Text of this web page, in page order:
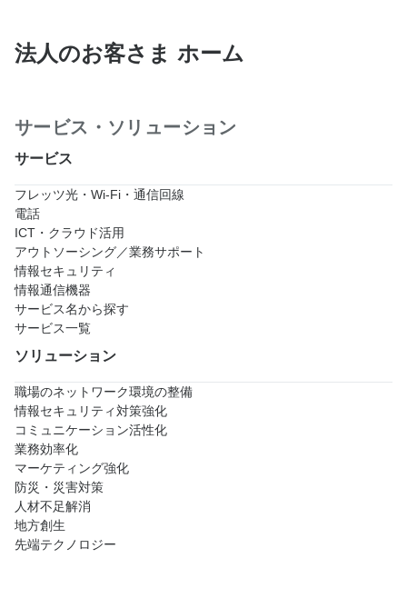
法人のお客さま ホーム
サービス・ソリューション
サービス
フレッツ光・Wi-Fi・通信回線
電話
ICT・クラウド活用
アウトソーシング／業務サポート
情報セキュリティ
情報通信機器
サービス名から探す
サービス一覧
ソリューション
職場のネットワーク環境の整備
情報セキュリティ対策強化
コミュニケーション活性化
業務効率化
マーケティング強化
防災・災害対策
人材不足解消
地方創生
先端テクノロジー